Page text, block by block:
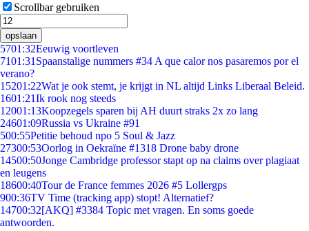
Scrollbar gebruiken
opslaan
5701:32Eeuwig voortleven
7101:31 Spaanstalige nummers #34 A que calor nos pasaremos por el
verano?
15201:22Wat je ook stemt, je krijgt in NL altijd Links Liberaal Beleid.
1601:21Ik rook nog steeds
12001:13Koopzegels sparen bij AH duurt straks 2x zo lang
24601:09Russia vs Ukraine #91
500:55Petitie behoud npo 5 Soul & Jazz
27300:53Oorlog in Oekraïne #1318 Drone baby drone
14500:50Jonge Cambridge professor stapt op na claims over plagiaat
en leugens
18600:40Tour de France femmes 2026 #5 Lollergps
900:36TV Time (tracking app) stopt! Alternatief?
14700:32[AKQ] #3384 Topic met vragen. En soms goede
antwoorden.